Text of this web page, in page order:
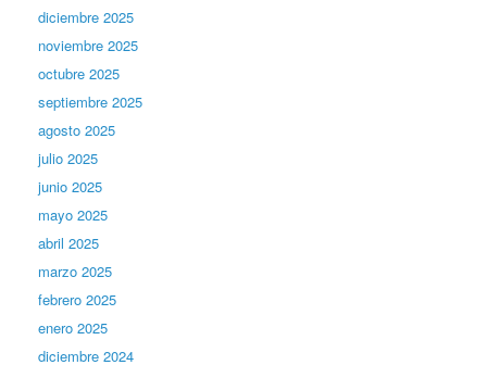
diciembre 2025
noviembre 2025
octubre 2025
septiembre 2025
agosto 2025
julio 2025
junio 2025
mayo 2025
abril 2025
marzo 2025
febrero 2025
enero 2025
diciembre 2024